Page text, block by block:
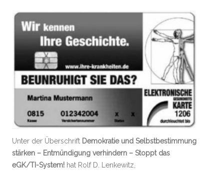
Unter der Überschrift Demokratie und Selbstbestimmung
stärken – Entmündigung verhindern – Stoppt das
eGK/TI-System! hat Rolf D. Lenkewitz,